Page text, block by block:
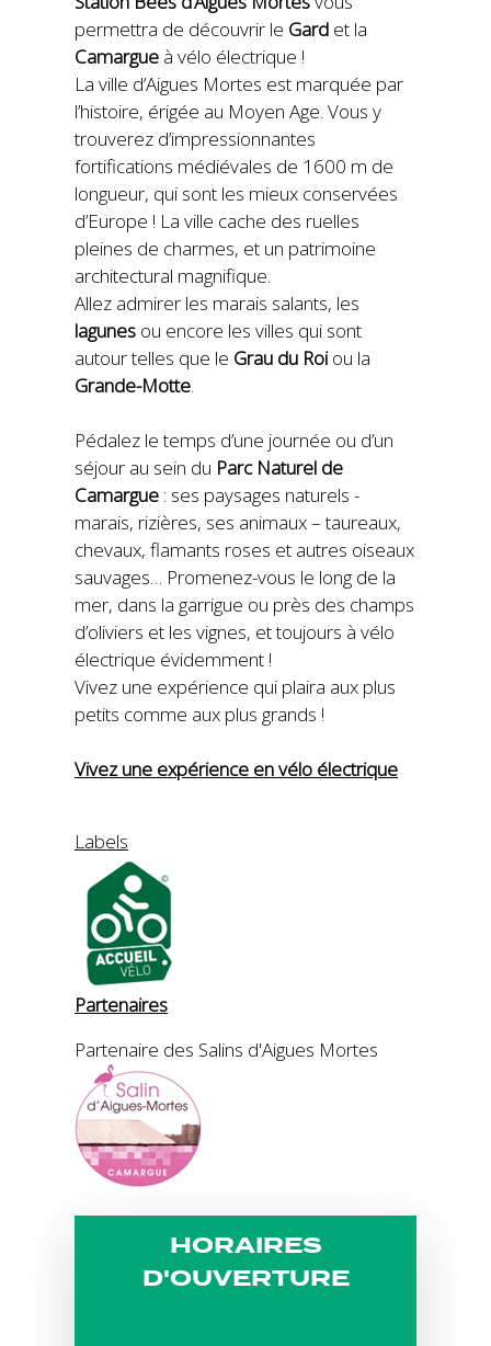
permettra de découvrir le Gard et la
Camargue à vélo électrique !
La ville d’Aigues Mortes est marquée par
l’histoire, érigée au Moyen Age. Vous y
trouverez d’impressionnantes
fortifications médiévales de 1600 m de
longueur, qui sont les mieux conservées
d’Europe ! La ville cache des ruelles
pleines de charmes, et un patrimoine
architectural magnifique.
Allez admirer les marais salants, les
lagunes ou encore les villes qui sont
autour telles que le Grau du Roiou la
Grande-Motte
Pédalez le temps d’une journée ou d’un
séjour au sein du Parc Naturel de
Camargue : ses paysages naturels -
marais, rizières, ses animaux – taureaux,
chevaux, flamants roses et autres oiseaux
sauvages… Promenez-vous le long de la
mer, dans la garrigue ou près des champs
d’oliviers et les vignes, et toujours à vélo
électrique évidemment !
Vivez une expérience qui plaira aux plus
petits comme aux plus grands !
Vivez une expérience en vélo électrique
Labels
Partenaires
Partenaire des Salins d'Aigues Mortes
HORAIRES
D'OUVERTURE